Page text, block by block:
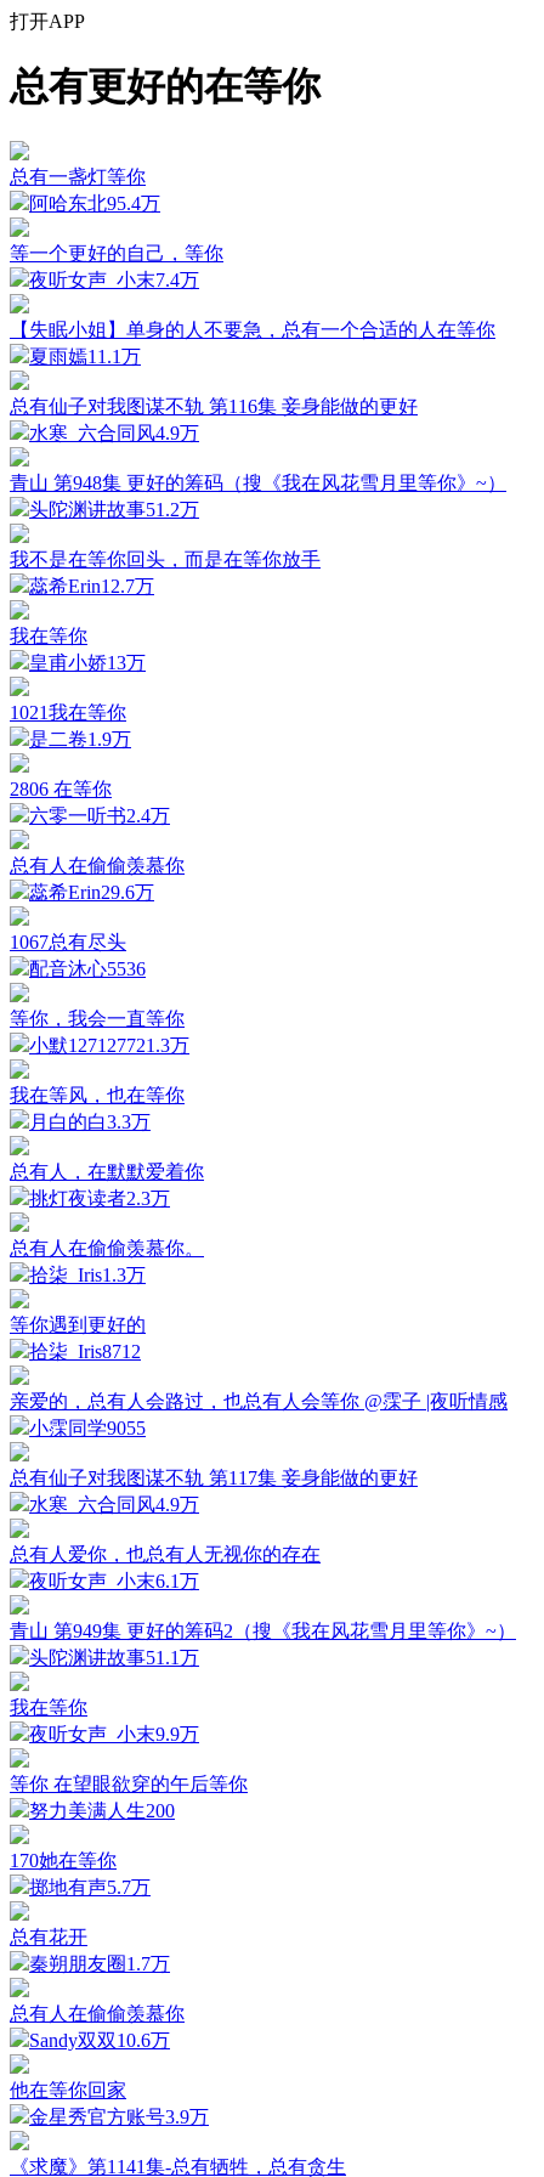
打开APP
总有更好的在等你
总有一盏灯等你
阿哈东北95.4万
等一个更好的自己，等你
夜听女声_小末7.4万
【失眠小姐】单身的人不要急，总有一个合适的人在等你
夏雨嫣11.1万
总有仙子对我图谋不轨 第116集 妾身能做的更好
水寒_六合同风4.9万
青山 第948集 更好的筹码（搜《我在风花雪月里等你》~）
头陀渊讲故事51.2万
我不是在等你回头，而是在等你放手
蕊希Erin12.7万
我在等你
皇甫小娇13万
1021我在等你
是二卷1.9万
2806 在等你
六零一听书2.4万
总有人在偷偷羡慕你
蕊希Erin29.6万
1067总有尽头
配音沐心5536
等你，我会一直等你
小默127127721.3万
我在等风，也在等你
月白的白3.3万
总有人，在默默爱着你
挑灯夜读者2.3万
总有人在偷偷羡慕你。
拾柒_Iris1.3万
等你遇到更好的
拾柒_Iris8712
亲爱的，总有人会路过，也总有人会等你 @霂子 |夜听情感
小霂同学9055
总有仙子对我图谋不轨 第117集 妾身能做的更好
水寒_六合同风4.9万
总有人爱你，也总有人无视你的存在
夜听女声_小末6.1万
青山 第949集 更好的筹码2（搜《我在风花雪月里等你》~）
头陀渊讲故事51.1万
我在等你
夜听女声_小末9.9万
等你 在望眼欲穿的午后等你
努力美满人生200
170她在等你
掷地有声5.7万
总有花开
秦朔朋友圈1.7万
总有人在偷偷羡慕你
Sandy双双10.6万
他在等你回家
金星秀官方账号3.9万
《求魔》第1141集-总有牺牲，总有贪生